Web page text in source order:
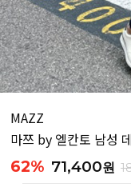
MAZZ
마쯔 by 엘칸토 남성
62% 71,400원